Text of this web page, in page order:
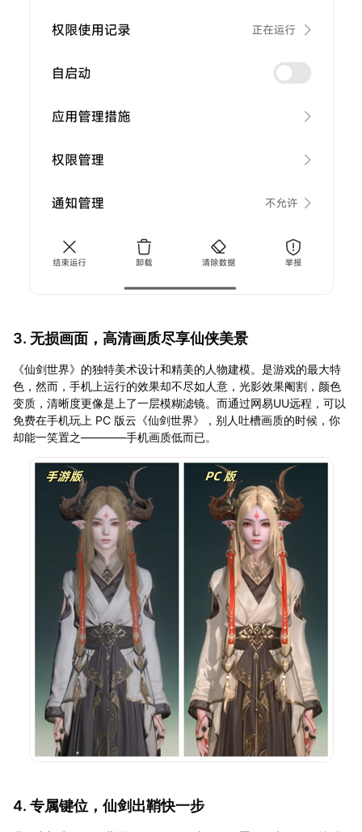
3. 无损画面，高清画质尽享仙侠美景
《仙剑世界》的独特美术设计和精美的人物建模。是游戏的最大特
色，然而，手机上运行的效果却不尽如人意，光影效果阉割，颜色
变质，清晰度更像是上了一层模糊滤镜。而通过网易UU远程，可以
免费在手机玩上 PC 版云《仙剑世界》，别人吐槽画质的时候，你
却能一笑置之————手机画质低而已。
4. 专属键位，仙剑出鞘快一步